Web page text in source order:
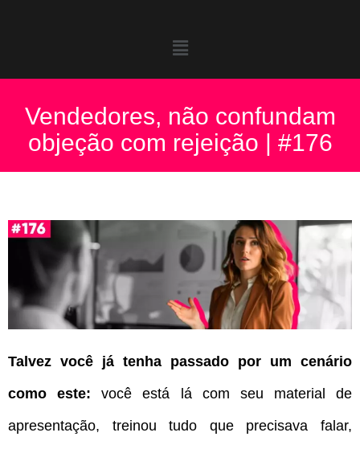
Vendedores, não confundam
objeção com rejeição | #176
Talvez você já tenha passado por um cenário
como este: você está lá com seu material de
apresentação, treinou tudo que precisava falar,